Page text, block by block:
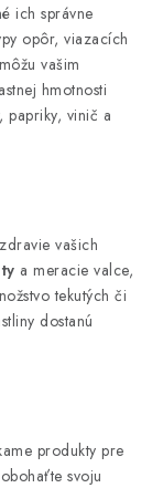
ich správne
opôr, viazacích
vašim
hmotnosti
papriky, vinič a
vašich
a meracie valce,
tekutých či
dostanú
produkty pre
svoju